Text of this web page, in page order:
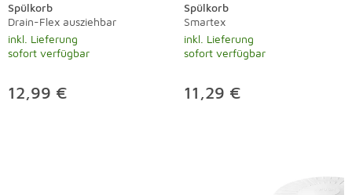
Spülkorb
Drain-Flex ausziehbar
inkl. Lieferung
sofort verfügbar
12,99 €
Spülkorb
Smartex
inkl. Lieferung
sofort verfügbar
11,29 €